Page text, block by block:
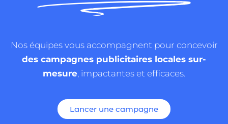
Nos équipes vous accompagnent pour concevoir
des campagnes publicitaires locales sur-
mesure, impactantes et efficaces.
Lancer une campagne